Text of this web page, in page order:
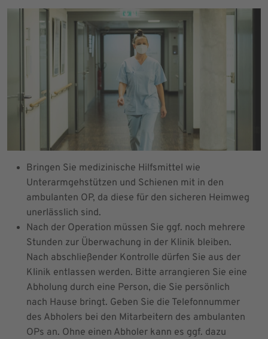
Bringen Sie medizinische Hilfsmittel wie
Unterarmgehstützen und Schienen mit in den
ambulanten OP, da diese für den sicheren Heimweg
unerlässlich sind.
Nach der Operation müssen Sie ggf. noch mehrere
Stunden zur Überwachung in der Klinik bleiben.
Nach abschließender Kontrolle dürfen Sie aus der
Klinik entlassen werden. Bitte arrangieren Sie eine
Abholung durch eine Person, die Sie persönlich
nach Hause bringt. Geben Sie die Telefonnummer
des Abholers bei den Mitarbeitern des ambulanten
OPs an. Ohne einen Abholer kann es ggf. dazu